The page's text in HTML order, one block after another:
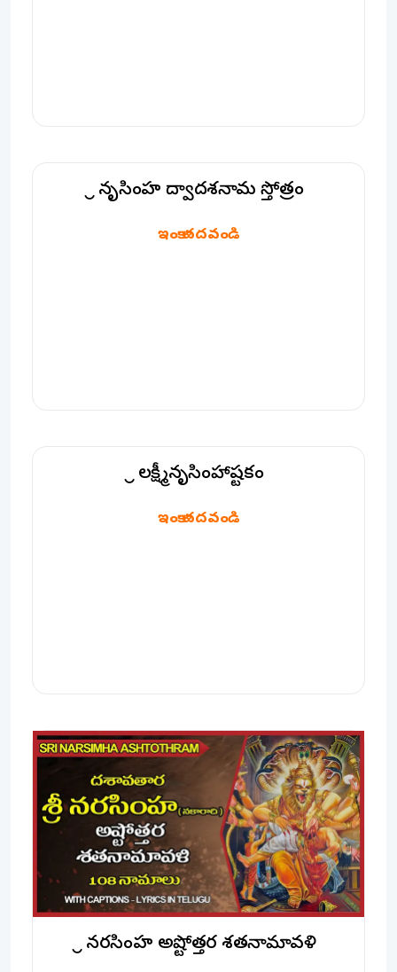
శ్రీ నృసింహ ద్వాదశనామ స్తోత్రం
శ్రీ నృసింహ ద్వాదశనామ స్తోత్రం
ఇంకా చదవండి
శ్రీ లక్ష్మీనృసింహాష్టకం
శ్రీ లక్ష్మీనృసింహాష్టకం
ఇంకా చదవండి
శ్రీ నరసింహ అష్టోత్తర శతనామావళి